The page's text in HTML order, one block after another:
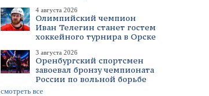
4 августа 2026
Олимпийский чемпион
Иван Телегин станет гостем
хоккейного турнира в Орске
3 августа 2026
Оренбургский спортсмен
завоевал бронзу чемпионата
России по вольной борьбе
смотреть все